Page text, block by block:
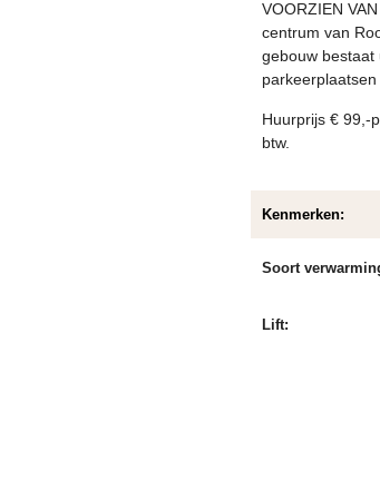
VOORZIEN
centrum van
gebouw bestaat
Huurprijs € 99,-
btw.
Kenmerken:
Soort
Lift: